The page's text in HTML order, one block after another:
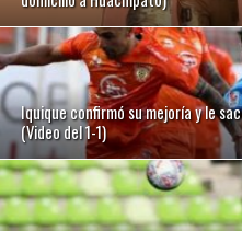
Iquique confirmó su mejoría y le
(Video del 1-1)